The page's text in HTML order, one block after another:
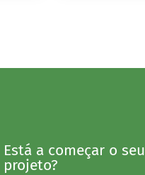
Está a começar o seu
projeto?